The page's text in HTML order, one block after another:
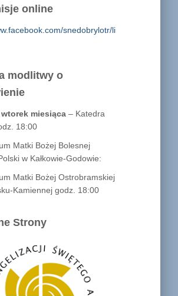
online
snedobrylotr/li
modlitwy o
miesiąca– Katedra
18:00
Matki Bożej Bolesnej
w Kałkowie-Godowie:
Matki Bożej Ostrobramskiej
Kamiennej godz. 18:00
Strony